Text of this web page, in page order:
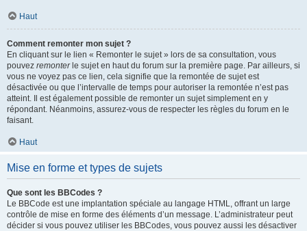
Haut
Comment remonter mon sujet ?
En cliquant sur le lien « Remonter le sujet » lors de sa consultation, vous
pouvez remonterle sujet en haut du forum sur la première page. Par ailleurs, si
vous ne voyez pas ce lien, cela signifie que la remontée de sujet est
désactivée ou que l’intervalle de temps pour autoriser la remontée n’est pas
atteint. Il est également possible de remonter un sujet simplement en y
répondant. Néanmoins, assurez-vous de respecter les règles du forum en le
faisant.
Haut
Mise en forme et types de sujets
Que sont les BBCodes ?
Le BBCode est une implantation spéciale au langage HTML, offrant un large
contrôle de mise en forme des éléments d’un message. L’administrateur peut
décider si vous pouvez utiliser les BBCodes, vous pouvez aussi les désactiver